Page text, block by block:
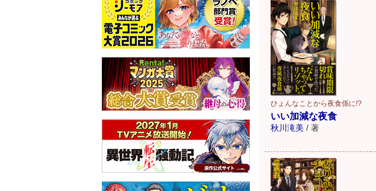
ひょんなことから夜食係に!?
いい加減な夜食
秋川滝美 / 著